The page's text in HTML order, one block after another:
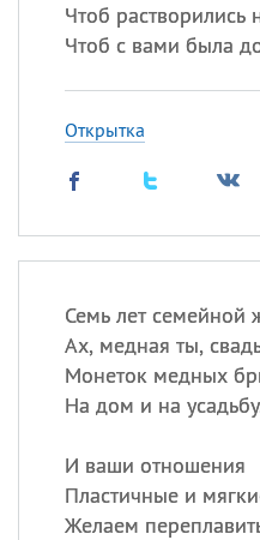
Чтоб растворились
Чтоб с вами была
Открытка
Семь лет
Ах, медная ты,
Монеток медных
На дом и на
И ваши отношения
Пластичные и
Желаем